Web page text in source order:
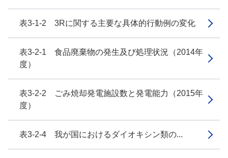
表3-1-2 3Rに関する主要な具体的行動例の変化
表3-2-1 食品廃棄物の発生及び処理状況（2014年
度）
表3-2-2 ごみ焼却発電施設数と発電能力（2015年
度）
表3-2-4 我が国におけるダイオキシン類の...